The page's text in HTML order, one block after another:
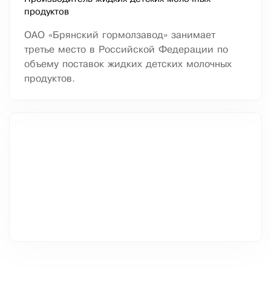
продуктов
ОАО «Брянский гормолзавод» занимает
третье место в Российской Федерации по
объему поставок жидких детских молочных
продуктов.